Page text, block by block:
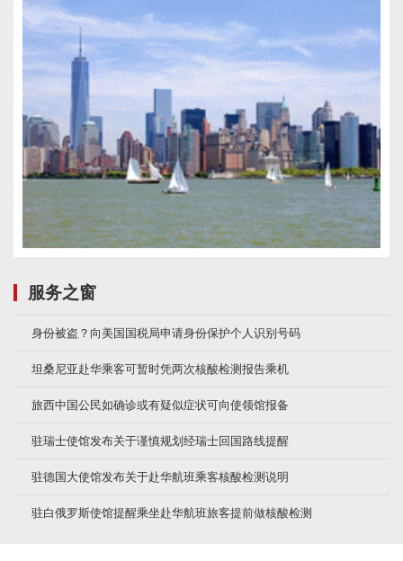
服务之窗
身份被盗？向美国国税局申请身份保护个人识别号码
坦桑尼亚赴华乘客可暂时凭两次核酸检测报告乘机
旅西中国公民如确诊或有疑似症状可向使领馆报备
驻瑞士使馆发布关于谨慎规划经瑞士回国路线提醒
驻德国大使馆发布关于赴华航班乘客核酸检测说明
驻白俄罗斯使馆提醒乘坐赴华航班旅客提前做核酸检测